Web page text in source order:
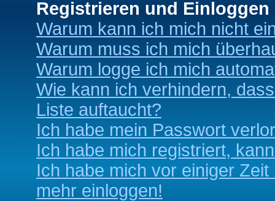
Registrieren und Einloggen
Warum kann ich mich nicht
Warum muss ich mich
Warum logge ich mich
Wie kann ich verhindern,
Liste auftaucht?
Ich habe mein Passwort
Ich habe mich registriert,
Ich habe mich vor einiger
mehr einloggen!